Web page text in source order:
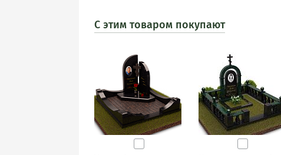
С этим товаром покупают